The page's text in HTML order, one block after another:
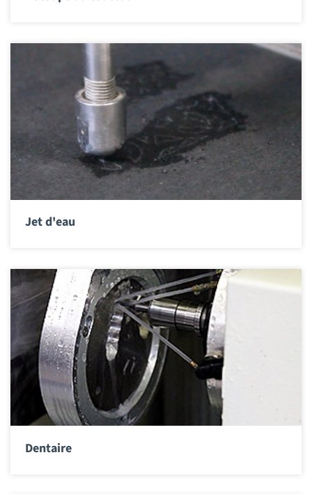
Jet d'eau
Dentaire